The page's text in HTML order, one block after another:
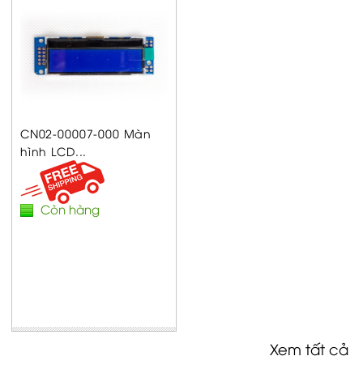
CN02-00007-000 Màn
hình LCD...
Còn hàng
Xem tất cả